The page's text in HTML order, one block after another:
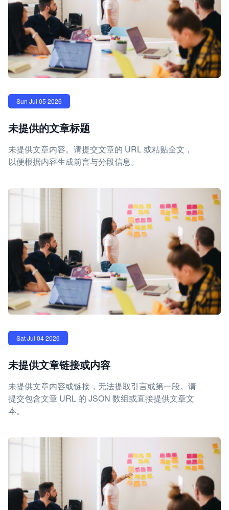
Sun Jul 05 2026
未提供的文章标题
未提供文章内容。请提交文章的 URL 或粘贴全文，
以便根据内容生成前言与分段信息。
Sat Jul 04 2026
未提供文章链接或内容
未提供文章内容或链接，无法提取引言或第一段。请
提交包含文章 URL 的 JSON 数组或直接提供文章文
本。